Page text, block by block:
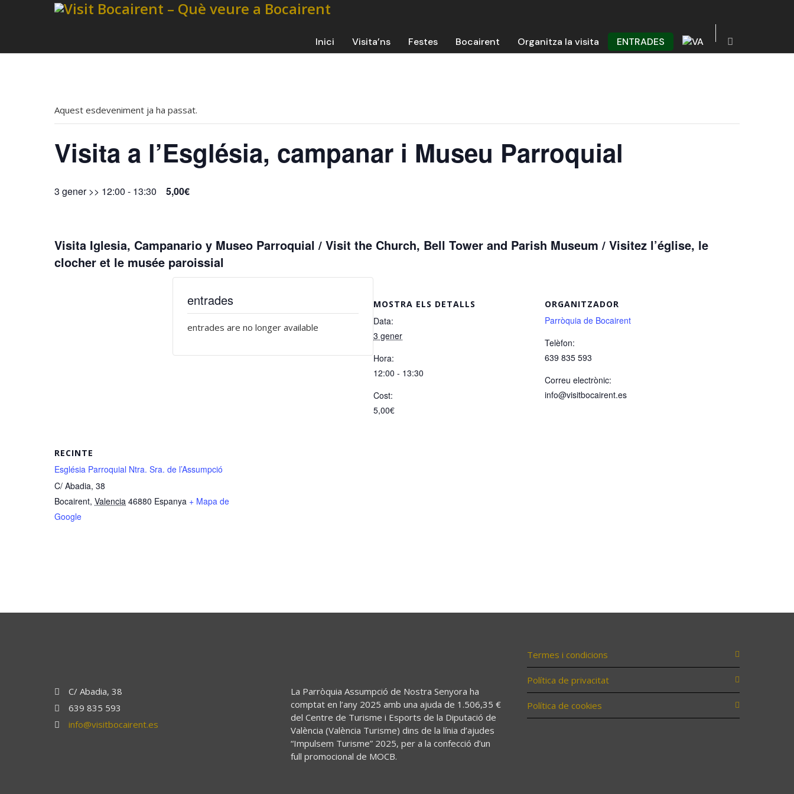
Inici Visita’ns Festes Bocairent Organitza la visita ENTRADES
Aquest esdeveniment ja ha passat.
Visita a l’Església, campanar i Museu Parroquial
3 gener >> 12:00 - 13:30 5,00€
Visita Iglesia, Campanario y Museo Parroquial / Visit the Church, Bell Tower and Parish Museum / Visitez l’église, le
clocher et le musée paroissial
MOSTRA ELS DETALLS
Data:
3 gener
Hora:
12:00 - 13:30
Cost:
5,00€
ORGANITZADOR
Parròquia de Bocairent
Telèfon:
639 835 593
Correu electrònic:
info@visitbocairent.es
RECINTE
Església Parroquial Ntra. Sra. de l’Assumpció
C/ Abadia, 38
Bocairent, Valencia 46880 Espanya + Mapa de
Google
entrades
entrades are no longer available
C/ Abadia, 38
639 835 593
info@visitbocairent.es
La Parròquia Assumpció de Nostra Senyora ha
comptat en l’any 2025 amb una ajuda de 1.506,35 €
del Centre de Turisme i Esports de la Diputació de
València (València Turisme) dins de la línia d’ajudes
“Impulsem Turisme” 2025, per a la confecció d’un
full promocional de MOCB.
Termes i condicions
Política de privacitat
Política de cookies